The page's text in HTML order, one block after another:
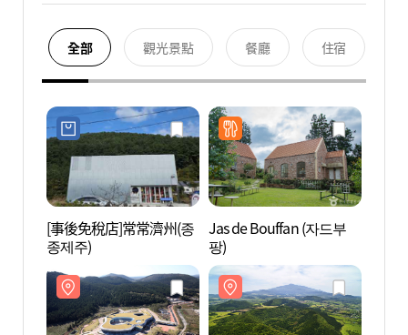
全部 觀光景點 餐廳 住宿
[事後免稅店]常常濟州(종
종제주)
Jas de Bouffan (자드부
팡)